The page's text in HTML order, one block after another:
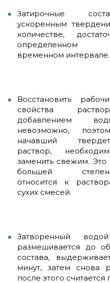
Затирочные
ускоренным
количестве,
определенном
временном интервале.
Восстановить
свойства
добавлением
невозможно,
начавший
раствор,
заменить свежим. Это
большей
относится к
сухих смесей.
Затворенный
размешивается до
состава,
минут, затем снова
после этого